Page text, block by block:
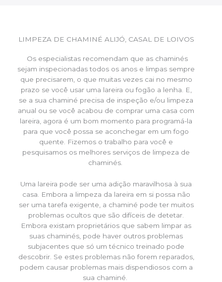
LIMPEZA DE CHAMINÉ ALIJÓ, CASAL DE LOIVOS
Os especialistas recomendam que as chaminés
sejam inspecionadas todos os anos e limpas sempre
que precisarem, o que muitas vezes cai no mesmo
prazo se você usar uma lareira ou fogão a lenha. E,
se a sua chaminé precisa de inspeção e/ou limpeza
anual ou se você acabou de comprar uma casa com
lareira, agora é um bom momento para programá-la
para que você possa se aconchegar em um fogo
quente. Fizemos o trabalho para você e
pesquisamos os melhores serviços de limpeza de
chaminés.
Uma lareira pode ser uma adição maravilhosa à sua
casa. Embora a limpeza da lareira em si possa não
ser uma tarefa exigente, a chaminé pode ter muitos
problemas ocultos que são difíceis de detetar.
Embora existam proprietários que sabem limpar as
suas chaminés, pode haver outros problemas
subjacentes que só um técnico treinado pode
descobrir. Se estes problemas não forem reparados,
podem causar problemas mais dispendiosos com a
sua chaminé.